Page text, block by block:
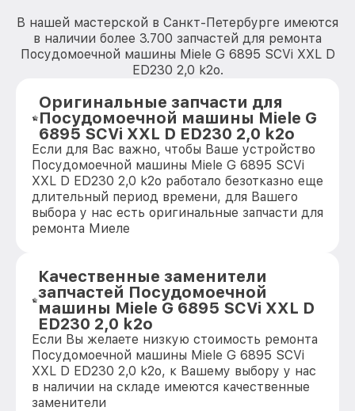
В нашей мастерской в Санкт-Петербурге имеются
в наличии более 3.700 запчастей для ремонта
Посудомоечной машины Miele G 6895 SCVi XXL D
ED230 2,0 k2o.
Оригинальные запчасти для
Посудомоечной машины Miele G
6895 SCVi XXL D ED230 2,0 k2o
Если для Вас важно, чтобы Ваше устройство
Посудомоечной машины Miele G 6895 SCVi
XXL D ED230 2,0 k2o работало безотказно еще
длительный период времени, для Вашего
выбора у нас есть оригинальные запчасти для
ремонта Миеле
Качественные заменители
запчастей Посудомоечной
машины Miele G 6895 SCVi XXL D
ED230 2,0 k2o
Если Вы желаете низкую стоимость ремонта
Посудомоечной машины Miele G 6895 SCVi
XXL D ED230 2,0 k2o, к Вашему выбору у нас
в наличии на складе имеются качественные
заменители